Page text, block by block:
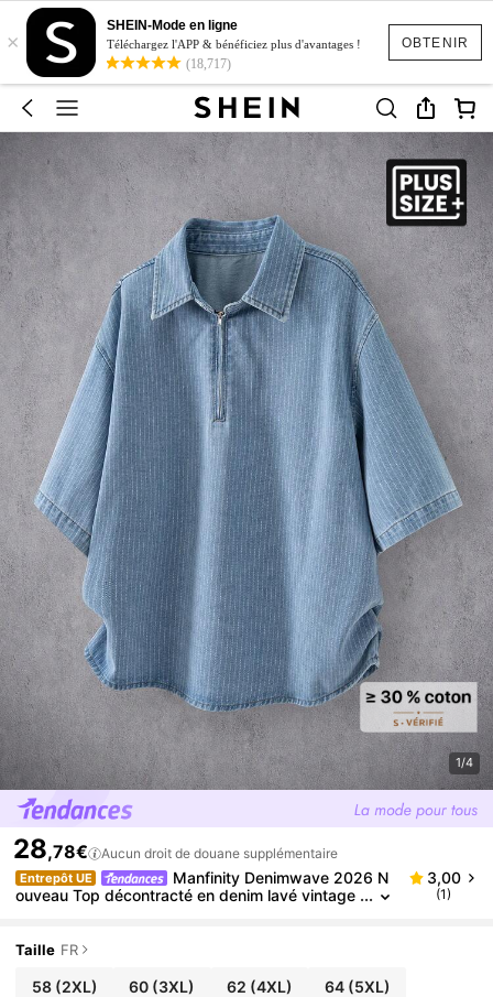
OBTENIR
×
SHEIN-Mode en ligne
Téléchargez l'APP & bénéficiez plus d'avantages !
(18,717)
1/4
28,78€ Aucun droit de douane supplémentaire
Entrepôt UE
Manfinity Denimwave 2026 N
ouveau Top décontracté en denim lavé vintage
3,00
(1)
Taille FR
58(2XL) 60 (3XL) 62 (4XL) 64(5XL)